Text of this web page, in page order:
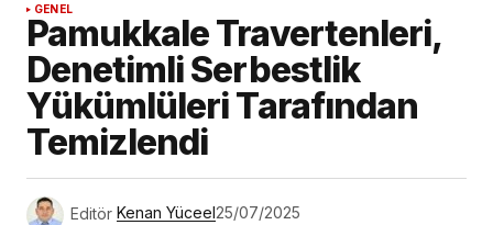
GENEL
Pamukkale Travertenleri,
Denetimli Serbestlik
Yükümlüleri Tarafından
Temizlendi
Editör Kenan Yüceel25/07/2025